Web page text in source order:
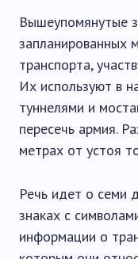
Вышеупомянутые
запланированных
транспорта,
Их используют в
туннелями и
пересечь армия.
метрах от устоя
Речь идет о семи
знаках с
информации о